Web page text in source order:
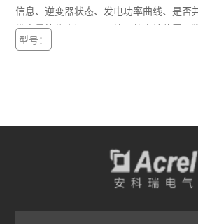
信息、逆变器状态、发电功率曲线、是否
发电量等信息）。显示接入的电站位置、
量信息、减少碳排放以及年发电量。
型号：